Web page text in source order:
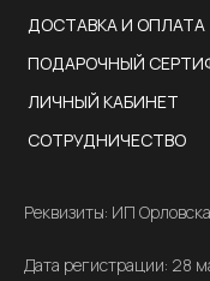
Реквизиты: ИП
Дата регистрации: 28
СОТРУДНИЧЕСТВО
ЛИЧНЫЙ КАБИНЕТ
ПОДАРОЧНЫЙ
ДОСТАВКА И ОПЛАТА